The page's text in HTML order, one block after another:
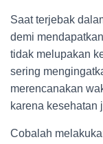
Saat terjebak
demi
tidak melupakan
sering
merencanakan
karena kesehatan
Cobalah